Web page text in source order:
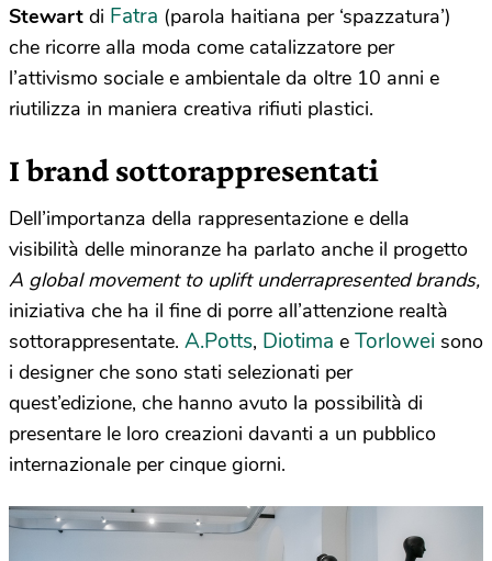
Stewart di Fatra (parola haitiana per ‘spazzatura’)
che ricorre alla moda come catalizzatore per
l’attivismo sociale e ambientale da oltre 10 anni e
riutilizza in maniera creativa rifiuti plastici.
I brand sottorappresentati
Dell’importanza della rappresentazione e della
visibilità delle minoranze ha parlato anche il progetto
A global movement to uplift underrapresented brands,
iniziativa che ha il fine di porre all’attenzione realtà
sottorappresentate. A.Potts, Diotima e Torlowei sono
i designer che sono stati selezionati per
quest’edizione, che hanno avuto la possibilità di
presentare le loro creazioni davanti a un pubblico
internazionale per cinque giorni.